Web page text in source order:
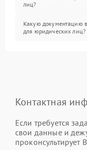
лиц?
Какую документацию
для юридических лиц?
Контактная
Если требуется
свои данные и
проконсультирует